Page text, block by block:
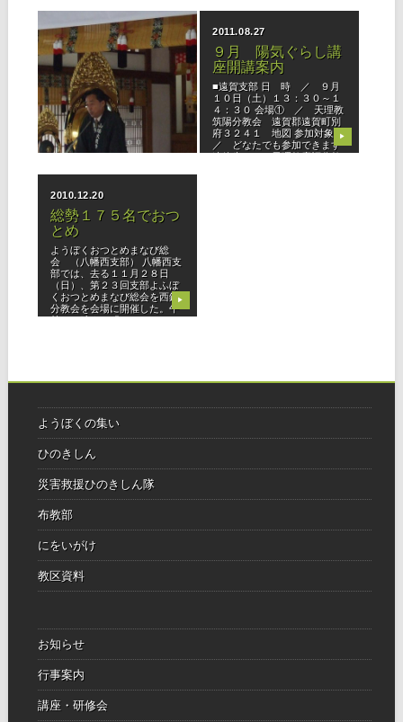
部長の挨拶の後、会食が始ま
部内１３５部
2012.10.03
八幡西支部 よふぼ
くおつとめまなび総
会
９月３０日、八幡西支部よふ
ぼくおつとめ総会を西鎮分教
会においてつとめさせていた
だきました。 少年会員１７名
含めて、総勢１５７名の参加
た。 その
2011.08.27
９月 陽気ぐらし講
座開講案内
■遠賀支部 日 時 ／ ９月
１０日（土）１３：３０～１
４：３０ 会場① ／ 天理教
筑陽分教会 遠賀郡遠賀町別
府３２４１ 地図 参加対象
／ どなたでも参加できます
▶
2010.12.20
総勢１７５名でおつ
とめ
ようぼくおつとめまなび総
会 （八幡西支部） 八幡西支
部では、去る１１月２８日
（日）、第２３回支部よふぼ
くおつとめまなび総会を西鎮
分教会を会場に開催した。午
前１０時より「おつとめの
▶
ようぼくの集い
ひのきしん
災害救援ひのきしん隊
布教部
にをいがけ
教区資料
お知らせ
行事案内
講座・研修会